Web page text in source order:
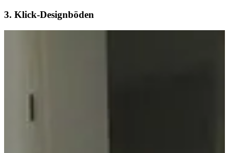
3. Klick-Designböden